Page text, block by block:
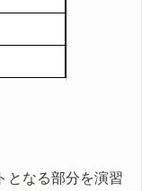
となる部分を演習